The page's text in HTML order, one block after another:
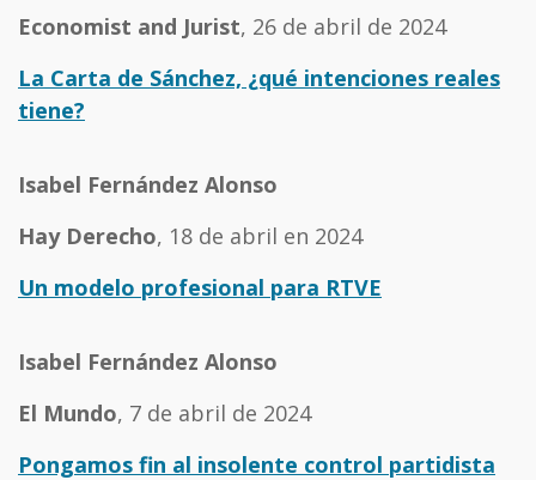
Economist and Jurist, 26 de abril de 2024
La Carta de Sánchez, ¿qué intenciones reales
tiene?
Isabel Fernández Alonso
Hay Derecho, 18 de abril en 2024
Un modelo profesional para RTVE
Isabel Fernández Alonso
El Mundo, 7 de abril de 2024
Pongamos fin al insolente control partidista